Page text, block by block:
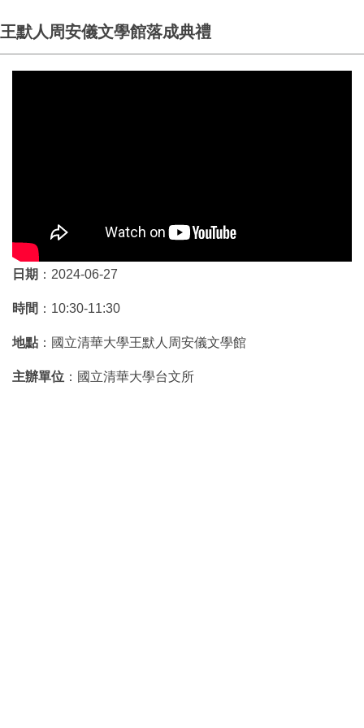
王默人周安儀文學館落成典禮
日期 ：2024-06-27
時間 ：10:30-11:30
地點 ：國立清華大學王默人周安儀文學館
主辦單位 ：國立清華大學台文所